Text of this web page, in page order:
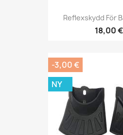
Reflexskydd För
18,00 €
-3,00 €
NY